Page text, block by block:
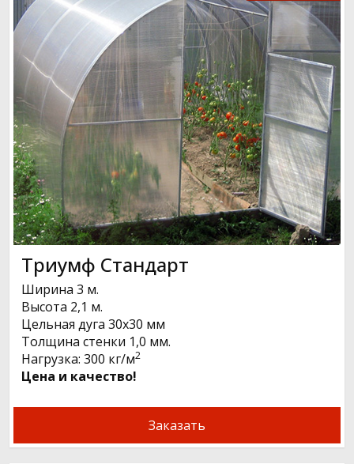
Триумф Стандарт
Ширина 3 м.
Высота 2,1 м.
Цельная дуга 30х30 мм
Толщина стенки 1,0 мм.
Нагрузка: 300 кг/м2
Цена и качество!
Заказать